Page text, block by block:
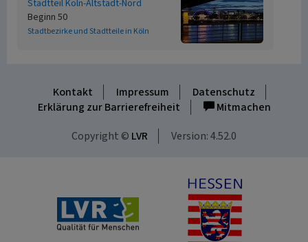
Stadtteil Köln-Altstadt-Nord
Beginn 50
Stadtbezirke und Stadtteile in Köln
Kontakt Impressum
Datenschutz
Erklärung zur Barrierefreiheit
Mitmachen
Copyright © LVR Version: 4.52.0